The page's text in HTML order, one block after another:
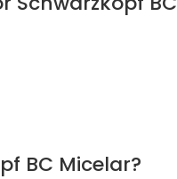
BC Micelar?